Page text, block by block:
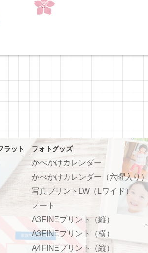
ラット フォトグッズ
かべかけカレンダー
かべかけカレンダー（六曜入り）
写真プリントLW（Lワイド）
ノート
A3FINEプリント（縦）
A3FINEプリント（横）
A4FINEプリント（縦）